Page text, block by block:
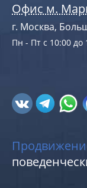
Офис м.
г. Москва,
Пн - Пт с 10:00 до